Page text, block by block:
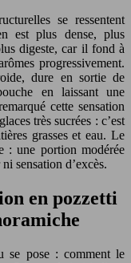
se ressentent
est plus dense, plus
digeste, car il fond à
progressivement.
dure en sortie de
en laissant une
cette sensation
très sucrées : c’est
grasses et eau. Le
: une portion modérée
sensation d’excès.
en pozzetti
se pose : comment le